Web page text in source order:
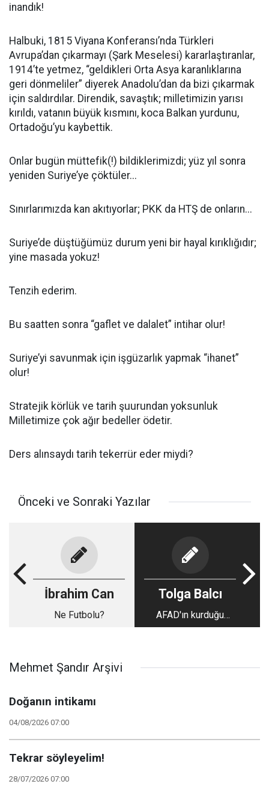
inandık!
Halbuki, 1815 Viyana Konferansı’nda Türkleri
Avrupa’dan çıkarmayı (Şark Meselesi) kararlaştıranlar,
1914’te yetmez, “geldikleri Orta Asya karanlıklarına
geri dönmeliler” diyerek Anadolu’dan da bizi çıkarmak
için saldırdılar. Direndik, savaştık; milletimizin yarısı
kırıldı, vatanın büyük kısmını, koca Balkan yurdunu,
Ortadoğu’yu kaybettik.
Onlar bugün müttefik(!) bildiklerimizdi; yüz yıl sonra
yeniden Suriye’ye çöktüler...
Sınırlarımızda kan akıtıyorlar; PKK da HTŞ de onların...
Suriye’de düştüğümüz durum yeni bir hayal kırıklığıdır;
yine masada yokuz!
Tenzih ederim.
Bu saatten sonra “gaflet ve dalalet” intihar olur!
Suriye’yi savunmak için işgüzarlık yapmak “ihanet”
olur!
Stratejik körlük ve tarih şuurundan yoksunluk
Milletimize çok ağır bedeller ödetir.
Ders alınsaydı tarih tekerrür eder miydi?
Önceki ve Sonraki Yazılar
İbrahim Can
Ne Futbolu?
Tolga Balcı
AFAD'ın kurduğu
konteyner kentte
Mehmet Şandır Arşivi
Doğanın intikamı
04/08/2026 07:00
Tekrar söyleyelim!
28/07/2026 07:00